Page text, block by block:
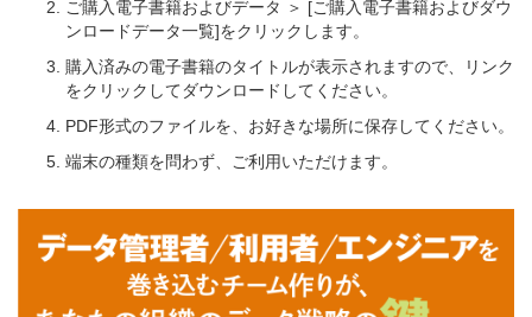
ご購入電子書籍およびデータ ＞ [ご購入電子書籍およびダウ
ンロードデータ一覧]をクリックします。
購入済みの電子書籍のタイトルが表示されますので、リンク
をクリックしてダウンロードしてください。
PDF形式のファイルを、お好きな場所に保存してください。
端末の種類を問わず、ご利用いただけます。